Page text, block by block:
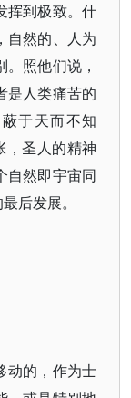
挥到极致。什
自然的、人为
照他们说，
是人类痛苦的
于天而不知
，圣人的精神
自然即宇宙同
后发展。
动的，作为士